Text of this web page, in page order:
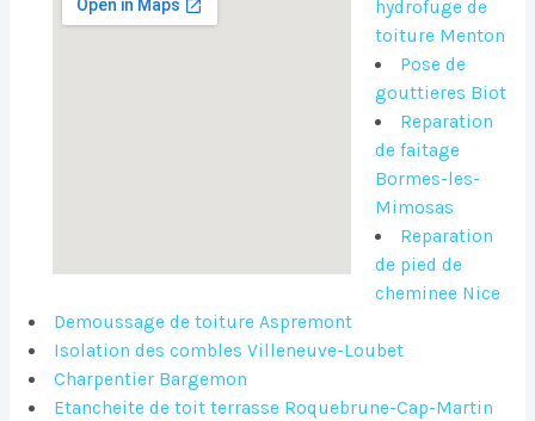
hydrofuge de
toiture Menton
Pose de
gouttieres Biot
Reparation
de faitage
Bormes-les-
Mimosas
Reparation
de pied de
cheminee Nice
Demoussage de toiture Aspremont
Isolation des combles Villeneuve-Loubet
Charpentier Bargemon
Etancheite de toit terrasse Roquebrune-Cap-Martin